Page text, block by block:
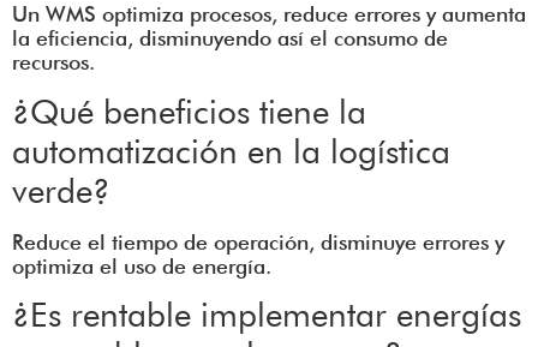
Un WMS optimiza procesos, reduce errores y aumenta
la eficiencia, disminuyendo así el consumo de
recursos.
¿Qué beneficios tiene la
automatización en la logística
verde?
Reduce el tiempo de operación, disminuye errores y
optimiza el uso de energía.
¿Es rentable implementar energías